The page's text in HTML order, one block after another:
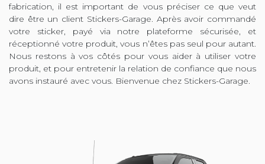
fabrication, il est important de vous préciser ce que veut
dire être un client Stickers-Garage. Après avoir commandé
votre sticker, payé via notre plateforme sécurisée, et
réceptionné votre produit, vous n’êtes pas seul pour autant.
Nous restons à vos côtés pour vous aider à utiliser votre
produit, et pour entretenir la relation de confiance que nous
avons instauré avec vous. Bienvenue chez Stickers-Garage.